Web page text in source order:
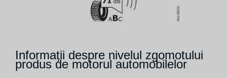
Informații despre nivelul zgomotului
produs de motorul automobilelor